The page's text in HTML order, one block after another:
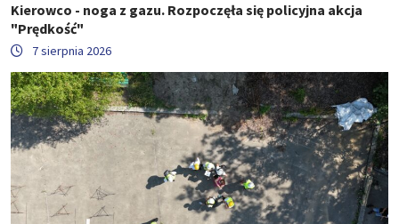
Kierowco - noga z gazu. Rozpoczęła się policyjna akcja
"Prędkość"
7 sierpnia 2026